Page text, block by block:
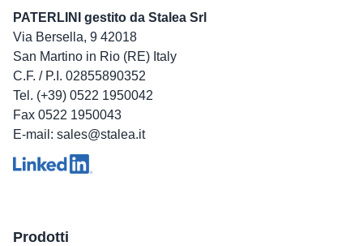
PATERLINI gestito da Stalea Srl
Via Bersella, 9 42018
San Martino in Rio (RE) Italy
C.F. / P.I. 02855890352
Tel. (+39) 0522 1950042
Fax 0522 1950043
E-mail: sales@stalea.it
Prodotti